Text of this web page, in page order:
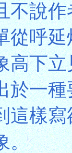
不說
從呼
高下
於一
這樣
。